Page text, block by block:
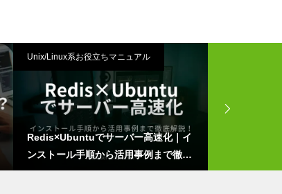
Unix/Linux系お役立ちマニュアル
Redis×Ubuntuでサーバー高速化｜イ
ンストール手順から活用事例まで徹底
解説！
徹底解説！